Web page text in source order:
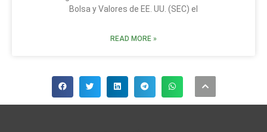
Bolsa y Valores de EE. UU. (SEC) el
READ MORE »